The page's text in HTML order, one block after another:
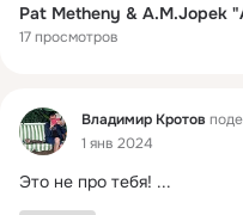
17 просмотров
Фид Владимир Кротов
1 янв 2024
Это не про тебя! ...